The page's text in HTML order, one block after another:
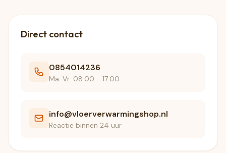
Direct contact
0854014236
Ma-Vr: 08:00 - 17:00
info@vloerverwarmingshop.nl
Reactie binnen 24 uur